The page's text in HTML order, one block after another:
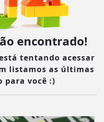
encontrado!
tentando acessar
listamos as últimas
para você :)